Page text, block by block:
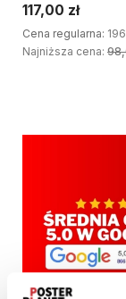
117,00 zł
Cena regularna:
Najniższa cena: